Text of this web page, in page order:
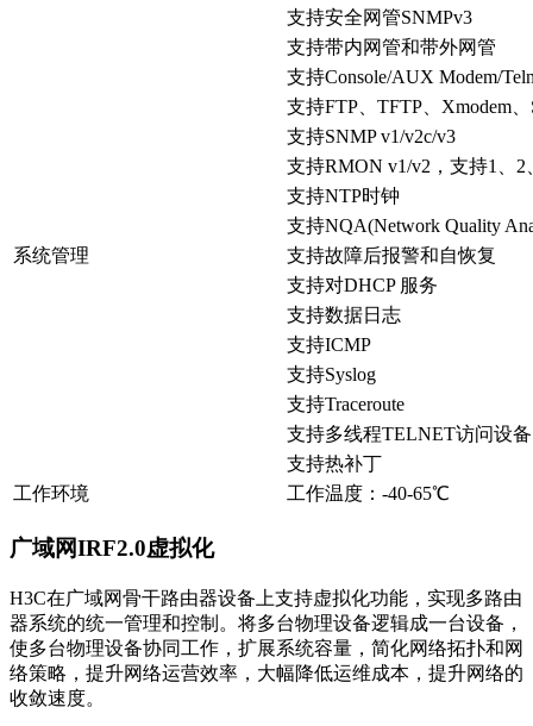
支持安全网管SNMPv3
系统管理
支持带内网管和带外网管
支持Console/AUX Modem/
支持FTP、TFTP、Xmodem
支持SNMP v1/v2c/v3
支持RMON v1/v2，支持1、2
支持NTP时钟
支持NQA(Network Quality
支持故障后报警和自恢复
支持对DHCP 服务
支持数据日志
支持ICMP
支持Syslog
支持Traceroute
支持多线程TELNET访问设备
支持热补丁
工作环境
工作温度：-40-65℃
广域网IRF2.0虚拟化
H3C在广域网骨干路由器设备上支持虚拟化功能，实现多路由
器系统的统一管理和控制。将多台物理设备逻辑成一台设备，
使多台物理设备协同工作，扩展系统容量，简化网络拓扑和网
络策略，提升网络运营效率，大幅降低运维成本，提升网络的
收敛速度。